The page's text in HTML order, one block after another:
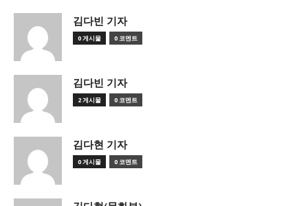
김다빈 기자
0 게시물 0 코멘트
김다빈 기자
2 게시물 0 코멘트
김다현 기자
0 게시물 0 코멘트